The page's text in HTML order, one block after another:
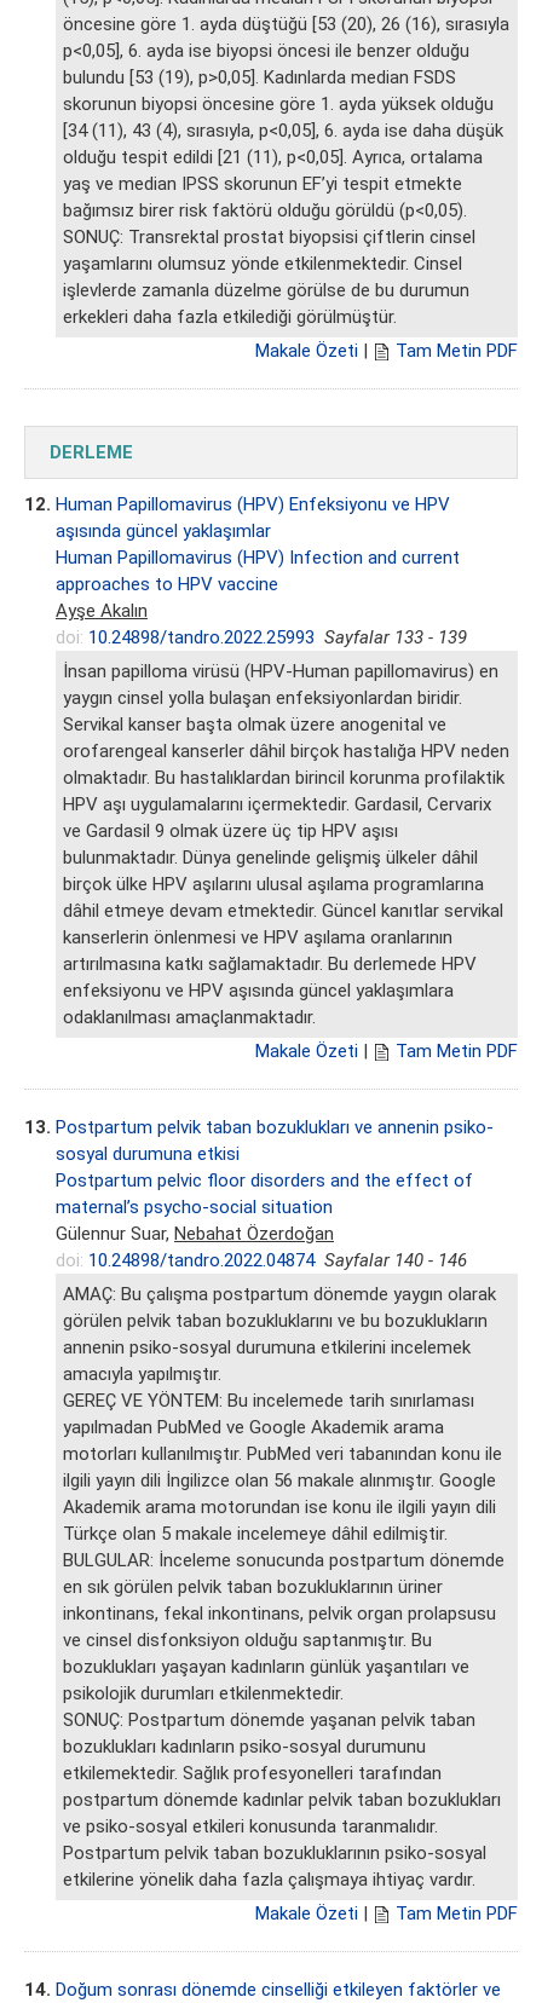
öncesine göre 1. ayda düştüğü [53 (20), 26 (16), sırasıyla
p<0,05], 6. ayda ise biyopsi öncesi ile benzer olduğu
bulundu [53 (19), p>0,05]. Kadınlarda median FSDS
skorunun biyopsi öncesine göre 1. ayda yüksek olduğu
[34 (11), 43 (4), sırasıyla, p<0,05], 6. ayda ise daha düşük
olduğu tespit edildi [21 (11), p<0,05]. Ayrıca, ortalama
yaş ve median IPSS skorunun EF’yi tespit etmekte
bağımsız birer risk faktörü olduğu görüldü (p<0,05).
SONUÇ: Transrektal prostat biyopsisi çiftlerin cinsel
yaşamlarını olumsuz yönde etkilenmektedir. Cinsel
işlevlerde zamanla düzelme görülse de bu durumun
erkekleri daha fazla etkilediği görülmüştür.
Makale Özeti | Tam Metin PDF
DERLEME
12. Human Papillomavirus (HPV) Enfeksiyonu ve HPV
aşısında güncel yaklaşımlar
Human Papillomavirus (HPV) Infection and current
approaches to HPV vaccine
Ayşe Akalın
doi: 10.24898/tandro.2022.25993 Sayfalar 133 - 139
İnsan papilloma virüsü (HPV-Human papillomavirus) en
yaygın cinsel yolla bulaşan enfeksiyonlardan biridir.
Servikal kanser başta olmak üzere anogenital ve
orofarengeal kanserler dâhil birçok hastalığa HPV neden
olmaktadır. Bu hastalıklardan birincil korunma profilaktik
HPV aşı uygulamalarını içermektedir. Gardasil, Cervarix
ve Gardasil 9 olmak üzere üç tip HPV aşısı
bulunmaktadır. Dünya genelinde gelişmiş ülkeler dâhil
birçok ülke HPV aşılarını ulusal aşılama programlarına
dâhil etmeye devam etmektedir. Güncel kanıtlar servikal
kanserlerin önlenmesi ve HPV aşılama oranlarının
artırılmasına katkı sağlamaktadır. Bu derlemede HPV
enfeksiyonu ve HPV aşısında güncel yaklaşımlara
odaklanılması amaçlanmaktadır.
Makale Özeti | Tam Metin PDF
13. Postpartum pelvik taban bozuklukları ve annenin psiko-
sosyal durumuna etkisi
Postpartum pelvic floor disorders and the effect of
maternal’s psycho-social situation
Gülennur Suar, Nebahat Özerdoğan
doi: 10.24898/tandro.2022.04874 Sayfalar 140 - 146
AMAÇ: Bu çalışma postpartum dönemde yaygın olarak
görülen pelvik taban bozukluklarını ve bu bozuklukların
annenin psiko-sosyal durumuna etkilerini incelemek
amacıyla yapılmıştır.
GEREÇ VE YÖNTEM: Bu incelemede tarih sınırlaması
yapılmadan PubMed ve Google Akademik arama
motorları kullanılmıştır. PubMed veri tabanından konu ile
ilgili yayın dili İngilizce olan 56 makale alınmıştır. Google
Akademik arama motorundan ise konu ile ilgili yayın dili
Türkçe olan 5 makale incelemeye dâhil edilmiştir.
BULGULAR: İnceleme sonucunda postpartum dönemde
en sık görülen pelvik taban bozukluklarının üriner
inkontinans, fekal inkontinans, pelvik organ prolapsusu
ve cinsel disfonksiyon olduğu saptanmıştır. Bu
bozuklukları yaşayan kadınların günlük yaşantıları ve
psikolojik durumları etkilenmektedir.
SONUÇ: Postpartum dönemde yaşanan pelvik taban
bozuklukları kadınların psiko-sosyal durumunu
etkilemektedir. Sağlık profesyonelleri tarafından
postpartum dönemde kadınlar pelvik taban bozuklukları
ve psiko-sosyal etkileri konusunda taranmalıdır.
Postpartum pelvik taban bozukluklarının psiko-sosyal
etkilerine yönelik daha fazla çalışmaya ihtiyaç vardır.
Makale Özeti | Tam Metin PDF
14. Doğum sonrası dönemde cinselliği etkileyen faktörler ve